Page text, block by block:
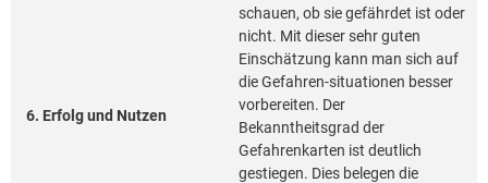
6. Erfolg und Nutzen
schauen, ob sie gefährdet ist oder
nicht. Mit dieser sehr guten
Einschätzung kann man sich auf
die Gefahren-situationen besser
vorbereiten. Der
Bekanntheitsgrad der
Gefahrenkarten ist deutlich
gestiegen. Dies belegen die